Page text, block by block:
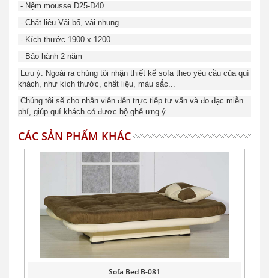
- Nệm mousse D25-D40
- Chất liệu Vải bố, vải nhung
- Kích thước 1900 x 1200
- Bảo hành 2 năm
Lưu ý: Ngoài ra chúng tôi nhận thiết kế sofa theo yêu cầu của quí
khách, như kích thước, chất liệu, màu sắc...
Chúng tôi sẽ cho nhân viên đến trực tiếp tư vấn và đo đạc miễn
phí, giúp quí khách có đươc bộ ghế ưng ý.
CÁC SẢN PHẨM KHÁC
Sofa Bed B-081